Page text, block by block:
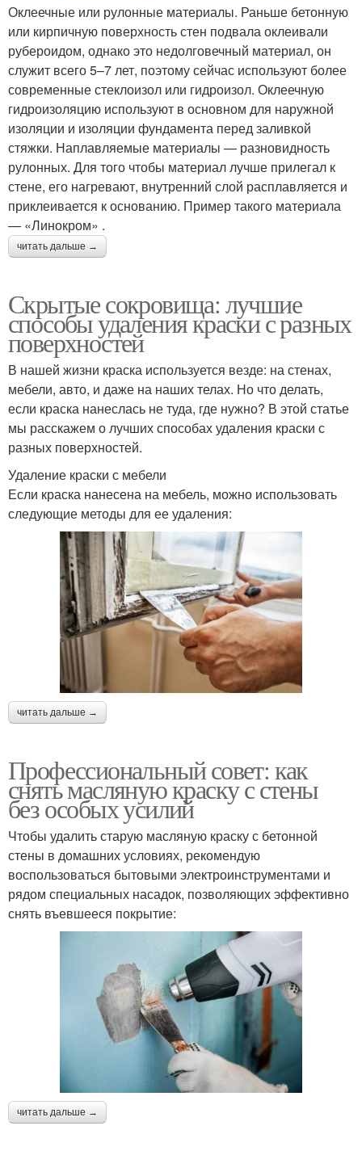
Оклеечные или рулонные материалы. Раньше бетонную
или кирпичную поверхность стен подвала оклеивали
рубероидом, однако это недолговечный материал, он
служит всего 5–7 лет, поэтому сейчас используют более
современные стеклоизол или гидроизол. Оклеечную
гидроизоляцию используют в основном для наружной
изоляции и изоляции фундамента перед заливкой
стяжки. Наплавляемые материалы — разновидность
рулонных. Для того чтобы материал лучше прилегал к
стене, его нагревают, внутренний слой расплавляется и
приклеивается к основанию. Пример такого материала
— «Линокром» .
читать дальше →
Скрытые сокровища: лучшие
способы удаления краски с разных
поверхностей
В нашей жизни краска используется везде: на стенах,
мебели, авто, и даже на наших телах. Но что делать,
если краска нанеслась не туда, где нужно? В этой статье
мы расскажем о лучших способах удаления краски с
разных поверхностей.
Удаление краски с мебели
Если краска нанесена на мебель, можно использовать
следующие методы для ее удаления:
читать дальше →
Профессиональный совет: как
снять масляную краску с стены
без особых усилий
Чтобы удалить старую масляную краску с бетонной
стены в домашних условиях, рекомендую
воспользоваться бытовыми электроинструментами и
рядом специальных насадок, позволяющих эффективно
снять въевшееся покрытие:
читать дальше →